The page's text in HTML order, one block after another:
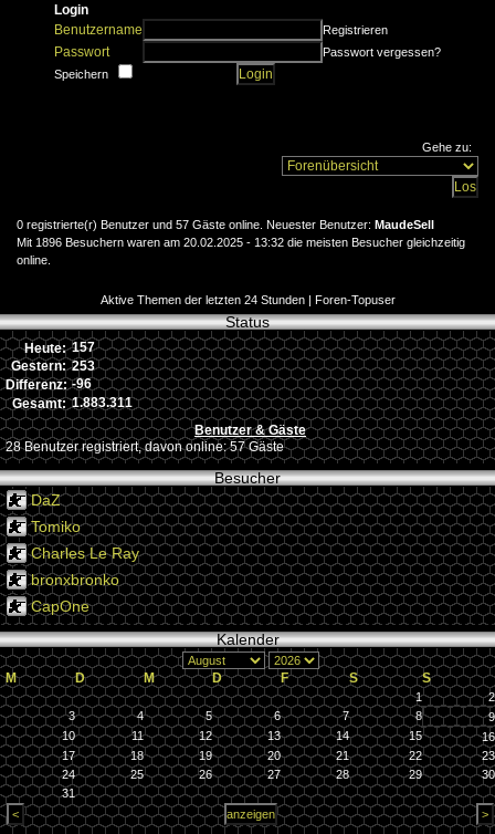
Login
Benutzername
Registrieren
Passwort
Passwort vergessen?
Speichern
Gehe zu:
0 registrierte(r) Benutzer und 57 Gäste online. Neuester Benutzer: MaudeSell
Mit 1896 Besuchern waren am 20.02.2025 - 13:32 die meisten Besucher gleichzeitig
online.
Aktive Themen der letzten 24 Stunden| Foren-Topuser
Status
Heute: 157
Gestern: 253
Differenz: -96
Gesamt: 1.883.311
Benutzer & Gäste
28 Benutzer registriert, davon online: 57 Gäste
Besucher
DaZ
Tomiko
Charles Le Ray
bronxbronko
CapOne
Kalender
M D M D F S S
1
2
3
4 5 6 7 8
9
10
11 12 13 14 15
16
17
18 19 20 21 22
23
24
25 26 27 28 29
30
31